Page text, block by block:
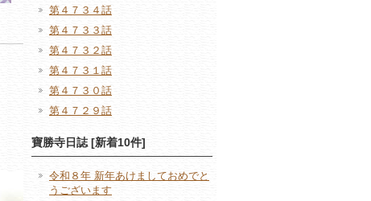
第４７３４話
第４７３３話
第４７３２話
第４７３１話
第４７３０話
第４７２９話
寶勝寺日誌 [新着10件]
令和８年 新年あけましておめでと
うございます